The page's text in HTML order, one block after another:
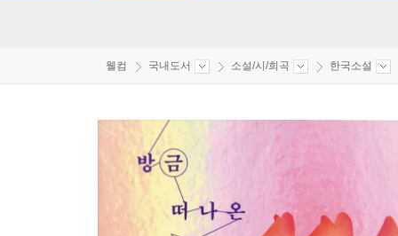
웰컴 국내도서 소설/시/희곡 한국소설